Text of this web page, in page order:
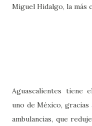
Miguel Hidalgo, la más
Aguascalientes tiene
uno de México, gracias
ambulancias, que